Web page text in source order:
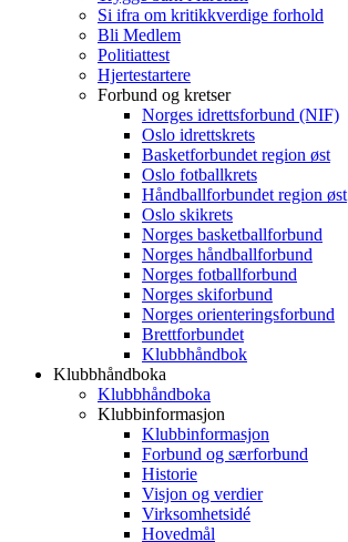
Si ifra om kritikkverdige forhold
Bli Medlem
Politiattest
Hjertestartere
Forbund og kretser
Norges idrettsforbund (NIF)
Oslo idrettskrets
Basketforbundet region øst
Oslo fotballkrets
Håndballforbundet region øst
Oslo skikrets
Norges basketballforbund
Norges håndballforbund
Norges fotballforbund
Norges skiforbund
Norges orienteringsforbund
Brettforbundet
Klubbhåndbok
Klubbhåndboka
Klubbhåndboka
Klubbinformasjon
Klubbinformasjon
Forbund og særforbund
Historie
Visjon og verdier
Virksomhetsidé
Hovedmål